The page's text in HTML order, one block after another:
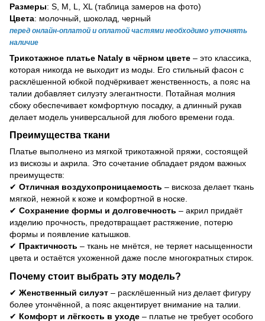
Размеры: S, M, L, XL (таблица замеров на фото)
Цвета: молочный, шоколад, черный
перед онлайн-оплатой и оплатой частями необходимо уточнять
наличие
Трикотажное платье Nataly в чёрном цвете – это классика,
которая никогда не выходит из моды. Его стильный фасон с
расклёшенной юбкой подчёркивает женственность, а пояс на
талии добавляет силуэту элегантности. Потайная молния
сбоку обеспечивает комфортную посадку, а длинный рукав
делает модель универсальной для любого времени года.
Преимущества ткани
Платье выполнено из мягкой трикотажной пряжи, состоящей
из вискозы и акрила. Это сочетание обладает рядом важных
преимуществ:
✔ Отличная воздухопроницаемость – вискоза делает ткань
мягкой, нежной к коже и комфортной в носке.
✔ Сохранение формы и долговечность – акрил придаёт
изделию прочность, предотвращает растяжение, потерю
формы и появление катышков.
✔ Практичность – ткань не мнётся, не теряет насыщенности
цвета и остаётся ухоженной даже после многократных стирок.
Почему стоит выбрать эту модель?
✔ Женственный силуэт – расклёшенный низ делает фигуру
более утончённой, а пояс акцентирует внимание на талии.
✔ Комфорт и лёгкость в уходе – платье не требует особого